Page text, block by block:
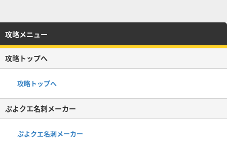
攻略メニュー
攻略トップへ
攻略トップへ
ぷよクエ名刺メーカー
ぷよクエ名刺メーカー